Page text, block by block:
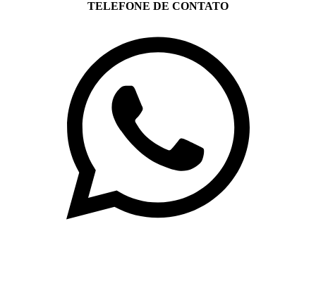
TELEFONE DE CONTATO